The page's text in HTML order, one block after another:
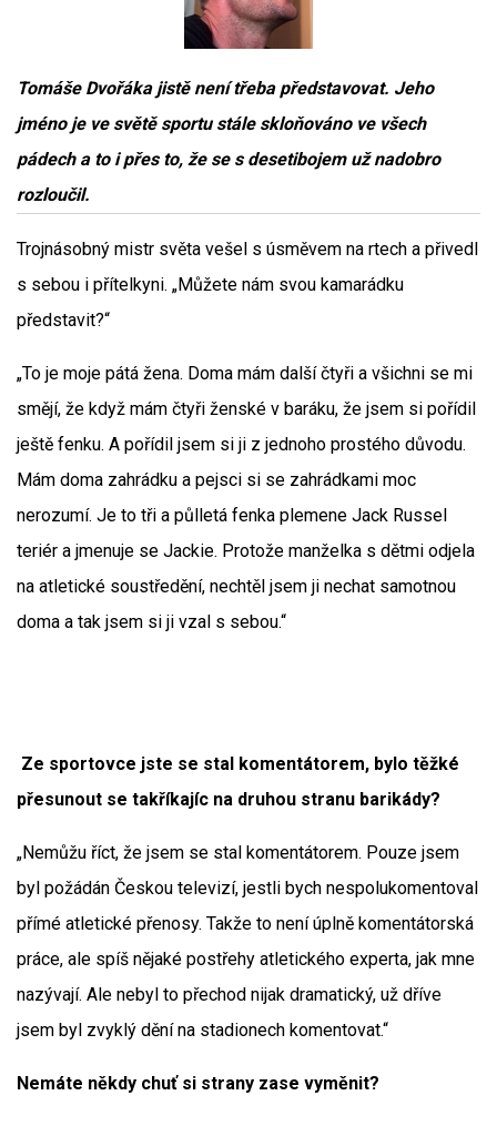
Tomáše Dvořáka jistě není třeba představovat. Jeho
jméno je ve světě sportu stále skloňováno ve všech
pádech a to i přes to, že se s desetibojem už nadobro
rozloučil.
Trojnásobný mistr světa vešel s úsměvem na rtech a přivedl
s sebou i přítelkyni. „Můžete nám svou kamarádku
představit?“
„To je moje pátá žena. Doma mám další čtyři a všichni se mi
smějí, že když mám čtyři ženské v baráku, že jsem si pořídil
ještě fenku. A pořídil jsem si ji z jednoho prostého důvodu.
Mám doma zahrádku a pejsci si se zahrádkami moc
nerozumí. Je to tři a půlletá fenka plemene Jack Russel
teriér a jmenuje se Jackie. Protože manželka s dětmi odjela
na atletické soustředění, nechtěl jsem ji nechat samotnou
doma a tak jsem si ji vzal s sebou.“
Ze sportovce jste se stal komentátorem, bylo těžké
přesunout se takříkajíc na druhou stranu barikády?
„Nemůžu říct, že jsem se stal komentátorem. Pouze jsem
byl požádán Českou televizí, jestli bych nespolukomentoval
přímé atletické přenosy. Takže to není úplně komentátorská
práce, ale spíš nějaké postřehy atletického experta, jak mne
nazývají. Ale nebyl to přechod nijak dramatický, už dříve
jsem byl zvyklý dění na stadionech komentovat.“
Nemáte někdy chuť si strany zase vyměnit?